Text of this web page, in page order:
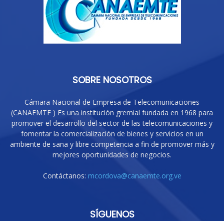
SOBRE NOSOTROS
Cámara Nacional de Empresa de Telecomunicaciones
(CANAEMTE ) Es una institución gremial fundada en 1968 para
promover el desarrollo del sector de las telecomunicaciones y
fomentar la comercialización de bienes y servicios en un
ambiente de sana y libre competencia a fin de promover más y
mejores oportunidades de negocios.
Contáctanos: mcordova@canaemte.org.ve
SÍGUENOS